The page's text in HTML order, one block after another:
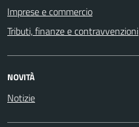
Imprese e commercio
Tributi, finanze e contravvenzioni
NOVITÀ
Notizie